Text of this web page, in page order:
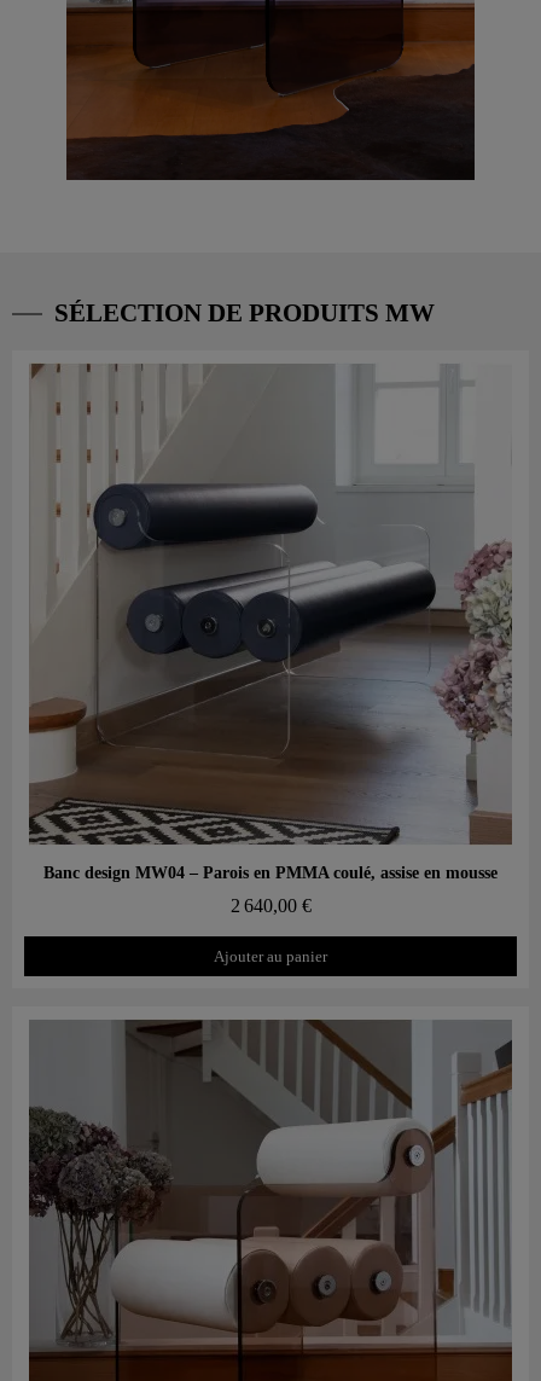
SÉLECTION DE PRODUITS MW
Aperçu rapide
Banc design MW04 – Parois en PMMA coulé, assise en mousse
2 640,00 €
Ajouter au panier